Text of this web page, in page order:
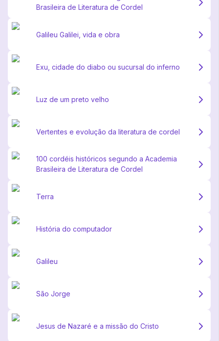
Brasileira de Literatura de Cordel
Galileu Galilei, vida e obra
Exu, cidade do diabo ou sucursal do inferno
Luz de um preto velho
Vertentes e evolução da literatura de cordel
100 cordéis históricos segundo a Academia
Brasileira de Literatura de Cordel
Terra
História do computador
Galileu
São Jorge
Jesus de Nazaré e a missão do Cristo